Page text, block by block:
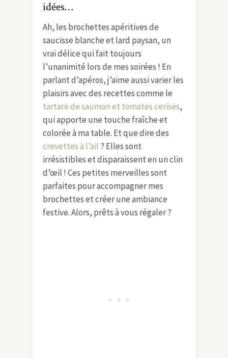
idées…
Ah, les brochettes apéritives de
saucisse blanche et lard paysan, un
vrai délice qui fait toujours
l’unanimité lors de mes soirées ! En
parlant d’apéros, j’aime aussi varier les
plaisirs avec des recettes comme le
tartare de saumon et tomates cerises,
qui apporte une touche fraîche et
colorée à ma table. Et que dire des
crevettes à l’ail ? Elles sont
irrésistibles et disparaissent en un clin
d’œil ! Ces petites merveilles sont
parfaites pour accompagner mes
brochettes et créer une ambiance
festive. Alors, prêts à vous régaler ?